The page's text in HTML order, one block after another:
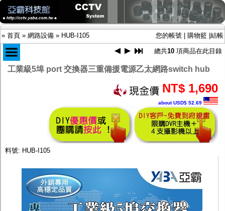
» 首頁 » 網路設備 » HUB-I105 您的帳號 購物籃 結帳
AHD DVR數位錄放影機
AHD半球型(適用屋內)
AHD中小型紅外線攝影機(適用騎樓、室內外)
AHD防護罩型攝影機(適用屋外，紅外線照射
距離遠）
旋轉型攝影機.旋轉台
傳統高解析攝影機
鏡頭
投光設備
總共10 項商品在此目錄
工業級5埠 port 交換器三重備援電源乙太網路switch hub
NT$ 1,690
about USD$ 52.69
料號: HUB-I105